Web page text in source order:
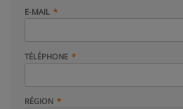
E-MAIL
TÉLÉPHONE
RÉGION